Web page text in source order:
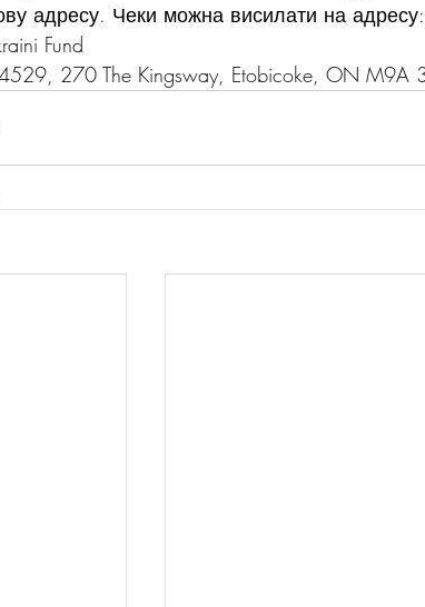
адресу. Чеки можна висилати на адресу:
Fund
270 The Kingsway, Etobicoke, ON M9A